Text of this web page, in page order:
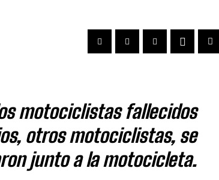
motociclistas fallecidos
otros motociclistas, se
junto a la motocicleta.